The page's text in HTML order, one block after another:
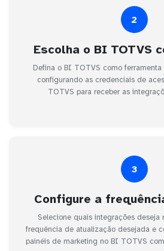
2
Escolha o BI TOTVS
Defina o BI TOTVS como
configurando as credenciais de
TOTVS para receber as
3
Configure a
Selecione quais integrações deseja
frequência de atualização desejada e
painéis de marketing no BI TOTVS